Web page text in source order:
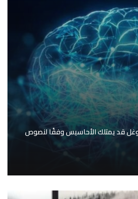
قد يمتلك الأحاسيس وفقًا لنصوص